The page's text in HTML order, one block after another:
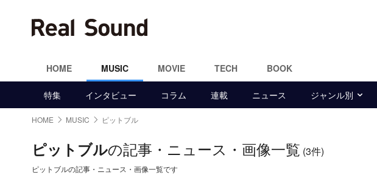
HOME MUSIC MOVIE TECH BOOK
特集 インタビュー コラム 連載 ニュース ジャンル別
HOME MUSIC ピットブル
ピットブルの記事・ニュース・画像一覧 (3件)
ピットブルの記事・ニュース・画像一覧です